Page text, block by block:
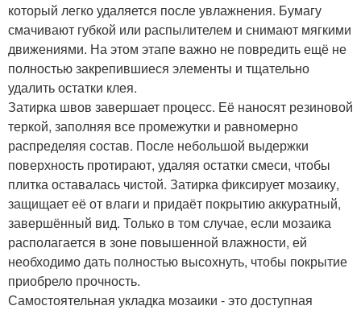
который легко удаляется после увлажнения. Бумагу
смачивают губкой или распылителем и снимают мягкими
движениями. На этом этапе важно не повредить ещё не
полностью закрепившиеся элементы и тщательно
удалить остатки клея.
Затирка швов завершает процесс. Её наносят резиновой
теркой, заполняя все промежутки и равномерно
распределяя состав. После небольшой выдержки
поверхность протирают, удаляя остатки смеси, чтобы
плитка оставалась чистой. Затирка фиксирует мозаику,
защищает её от влаги и придаёт покрытию аккуратный,
завершённый вид. Только в том случае, если мозаика
располагается в зоне повышенной влажности, ей
необходимо дать полностью высохнуть, чтобы покрытие
приобрело прочность.
Самостоятельная укладка мозаики - это доступная